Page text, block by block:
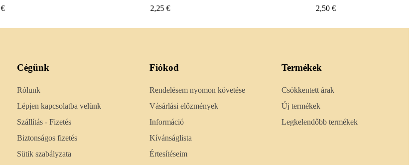
2,25 € 2,50 € 2,40 €
Cégünk
Rólunk
Lépjen kapcsolatba velünk
Szállítás - Fizetés
Biztonságos fizetés
Sütik szabályzata
Fiókod
Rendelésem nyomon követése
Vásárlási előzmények
Információ
Kívánságlista
Értesítéseim
Termékek
Csökkentett árak
Új termékek
Legkelendőbb termékek